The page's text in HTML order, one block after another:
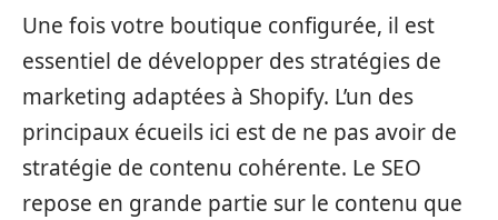
Une fois votre boutique configurée, il est
essentiel de développer des stratégies de
marketing adaptées à Shopify. L’un des
principaux écueils ici est de ne pas avoir de
stratégie de contenu cohérente. Le SEO
repose en grande partie sur le contenu que